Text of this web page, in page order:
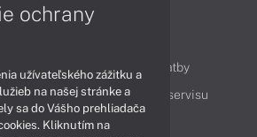
Možnosti doručenia a platby
Servisné služby Cenník servisu
ochrany
užívateľského zážitku a
na našej stránke a
sa do Vášho prehliadača
Kliknutím na